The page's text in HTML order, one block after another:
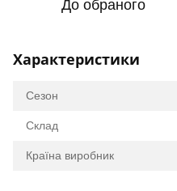
До обраного
Характеристики
Сезон
Склад
Країна виробник